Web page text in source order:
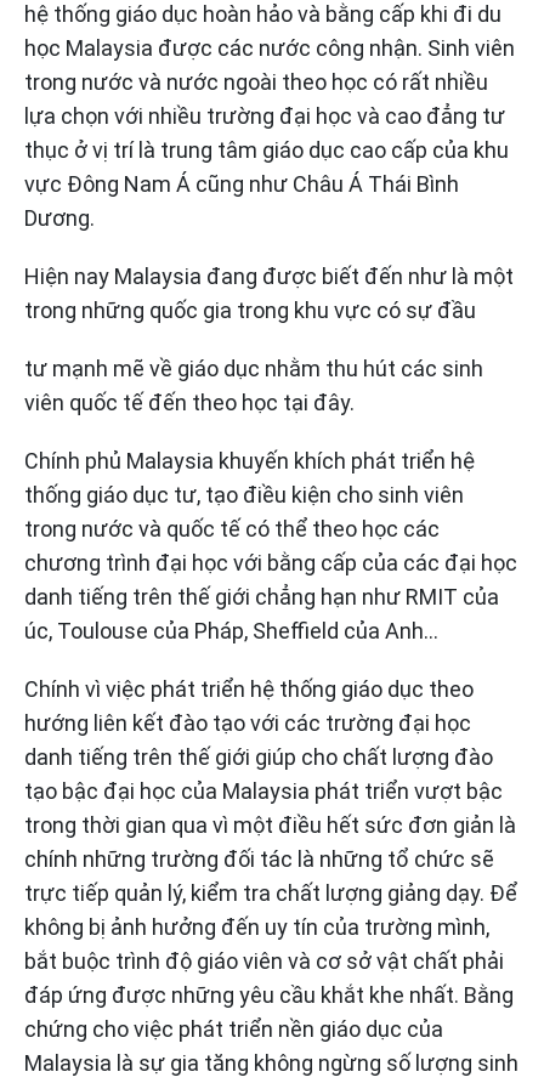
hệ thống giáo dục hoàn hảo và bằng cấp khi đi du
học Malaysia được các nước công nhận. Sinh viên
trong nước và nước ngoài theo học có rất nhiều
lựa chọn với nhiều trường đại học và cao đẳng tư
thục ở vị trí là trung tâm giáo dục cao cấp của khu
vực Đông Nam Á cũng như Châu Á Thái Bình
Dương.
Hiện nay Malaysia đang được biết đến như là một
trong những quốc gia trong khu vực có sự đầu
tư mạnh mẽ về giáo dục nhằm thu hút các sinh
viên quốc tế đến theo học tại đây.
Chính phủ Malaysia khuyến khích phát triển hệ
thống giáo dục tư, tạo điều kiện cho sinh viên
trong nước và quốc tế có thể theo học các
chương trình đại học với bằng cấp của các đại học
danh tiếng trên thế giới chẳng hạn như RMIT của
úc, Toulouse của Pháp, Sheffield của Anh…
Chính vì việc phát triển hệ thống giáo dục theo
hướng liên kết đào tạo với các trường đại học
danh tiếng trên thế giới giúp cho chất lượng đào
tạo bậc đại học của Malaysia phát triển vượt bậc
trong thời gian qua vì một điều hết sức đơn giản là
chính những trường đối tác là những tổ chức sẽ
trực tiếp quản lý, kiểm tra chất lượng giảng dạy. Để
không bị ảnh hưởng đến uy tín của trường mình,
bắt buộc trình độ giáo viên và cơ sở vật chất phải
đáp ứng được những yêu cầu khắt khe nhất. Bằng
chứng cho việc phát triển nền giáo dục của
Malaysia là sự gia tăng không ngừng số lượng sinh